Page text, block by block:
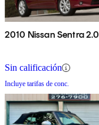
2010 Nissan Sentra 2.0
Sin calificación
Incluye tarifas de conc.